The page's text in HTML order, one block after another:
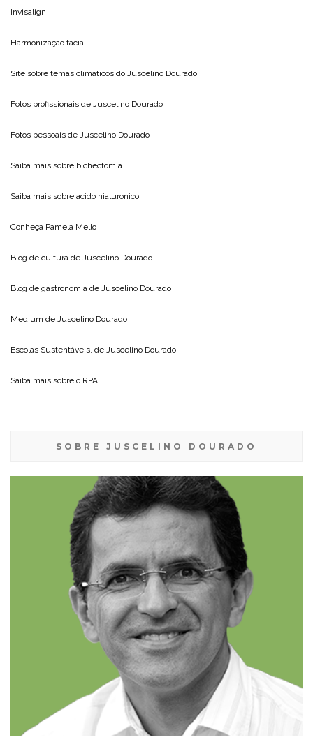
Invisalign
Harmonização facial
Site sobre temas climáticos do Juscelino Dourado
Fotos profissionais de Juscelino Dourado
Fotos pessoais de Juscelino Dourado
Saiba mais sobre bichectomia
Saiba mais sobre acido hialuronico
Conheça Pamela Mello
Blog de cultura de Juscelino Dourado
Blog de gastronomia de Juscelino Dourado
Medium de Juscelino Dourado
Escolas Sustentáveis, de Juscelino Dourado
Saiba mais sobre o RPA
SOBRE JUSCELINO DOURADO